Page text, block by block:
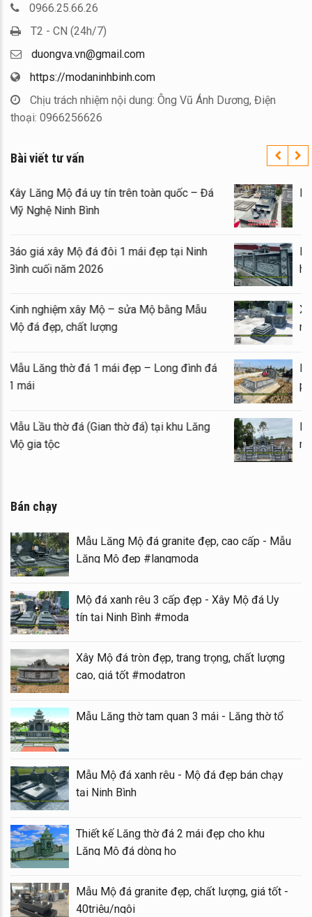
0966.25.66.26
T2 - CN (24h/7)
duongva.vn@gmail.com
https://modaninhbinh.com
Chịu trách nhiệm nội dung: Ông Vũ Ánh Dương, Điện
thoại: 0966256626
Bài viết tư vấn
Xây Lăng Mộ đá uy tín trên toàn quốc – Đá
Mỹ Nghệ Ninh Bình
Báo giá xây Mộ đá đôi 1 mái đẹp tại Ninh
Bình cuối năm 2026
Kinh nghiệm xây Mộ – sửa Mộ bằng Mẫu
Mộ đá đẹp, chất lượng
Mẫu Lăng thờ đá 1 mái đẹp – Long đình đá
Mẫu Lầu thờ đá (Gian thờ đá) tại khu Lăng
Bán chạy
Mẫu Lăng Mộ đá granite đẹp, cao cấp - Mẫu
Lăng Mộ đẹp #langmoda
Mộ đá xanh rêu 3 cấp đẹp - Xây Mộ đá Uy
tín tại Ninh Bình #moda
Xây Mộ đá tròn đẹp, trang trọng, chất lượng
cao, giá tốt #modatron
Mẫu Lăng thờ tam quan 3 mái - Lăng thờ tổ
Mẫu Mộ đá xanh rêu - Mộ đá đẹp bán chạy
tại Ninh Bình
Thiết kế Lăng thờ đá 2 mái đẹp cho khu
Lăng Mộ đá dòng họ
Mẫu Mộ đá granite đẹp, chất lượng, giá tốt -
40triệu/ngôi